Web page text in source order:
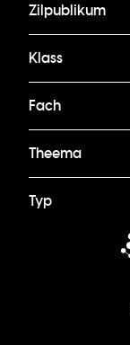
Zilpublikum
Klass
Fach
Theema
Typ